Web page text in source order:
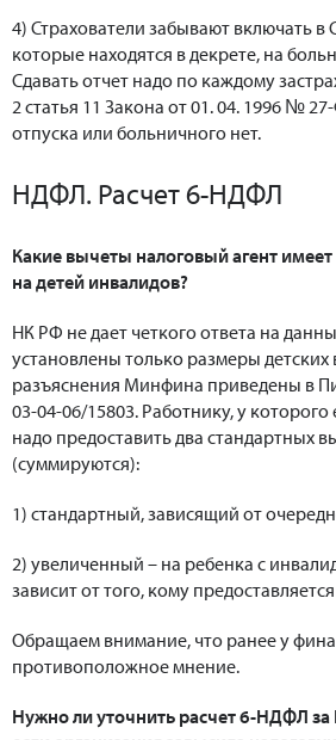
4) Страхователи забывают включать
которые находятся в декрете, на
Сдавать отчет надо по каждому
2 статья 11 Закона от 01. 04. 1996 №
отпуска или больничного нет.
НДФЛ. Расчет 6-НДФЛ
Какие вычеты налоговый агент
на детей инвалидов?
НК РФ не дает четкого ответа на
установлены только размеры
разъяснения Минфина приведены в
03-04-06/15803. Работнику, у
надо предоставить два стандартных
(суммируются):
1) стандартный, зависящий от
2) увеличенный – на ребенка с
зависит от того, кому
Обращаем внимание, что ранее у
противоположное мнение.
Нужно ли уточнить расчет 6-НДФЛ за